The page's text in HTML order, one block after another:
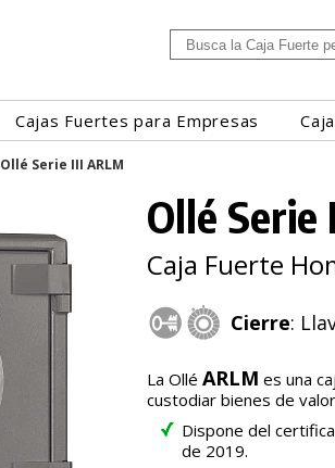
Cajas Fuertes para Empresas
Ollé Serie III ARLM
Ollé Serie
Caja Fuerte
Cierre:
La OlléARLM es una
custodiar bienes de
Dispone del
de 2019.